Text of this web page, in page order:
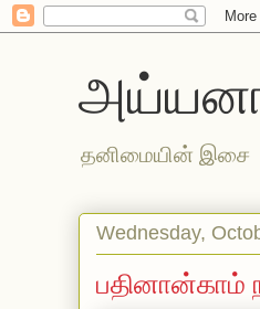
தனிமையின் இசை
Wednesday,
பதினான்காம்